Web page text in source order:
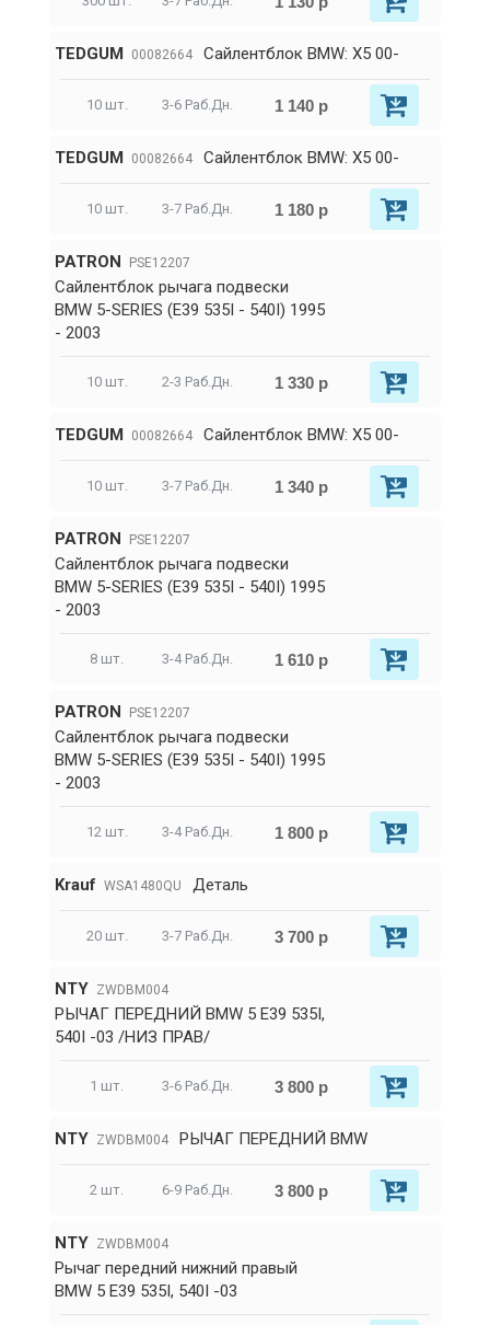
TEDGUM 00082664 Сайлентблок BMW: X5 00-
10 шт. 3-6 Раб.Дн. 1 140 р
TEDGUM 00082664 Сайлентблок BMW: X5 00-
10 шт. 3-7 Раб.Дн. 1 180 р
PATRON PSE12207
Сайлентблок рычага подвески
BMW 5-SERIES (E39 535I - 540I) 1995
- 2003
10 шт. 2-3 Раб.Дн. 1 330 р
TEDGUM 00082664 Сайлентблок BMW: X5 00-
10 шт. 3-7 Раб.Дн. 1 340 р
PATRON PSE12207
Сайлентблок рычага подвески
BMW 5-SERIES (E39 535I - 540I) 1995
- 2003
8 шт. 3-4 Раб.Дн. 1 610 р
PATRON PSE12207
Сайлентблок рычага подвески
BMW 5-SERIES (E39 535I - 540I) 1995
- 2003
12 шт. 3-4 Раб.Дн. 1 800 р
Krauf WSA1480QU Деталь
20 шт. 3-7 Раб.Дн. 3 700 р
NTY ZWDBM004
РЫЧАГ ПЕРЕДНИЙ BMW 5 E39 535I,
540I -03 /НИЗ ПРАВ/
1 шт. 3-6 Раб.Дн. 3 800 р
NTY ZWDBM004 РЫЧАГ ПЕРЕДНИЙ BMW
2 шт. 6-9 Раб.Дн. 3 800 р
NTY ZWDBM004
Рычаг передний нижний правый
BMW 5 E39 535I, 540I -03